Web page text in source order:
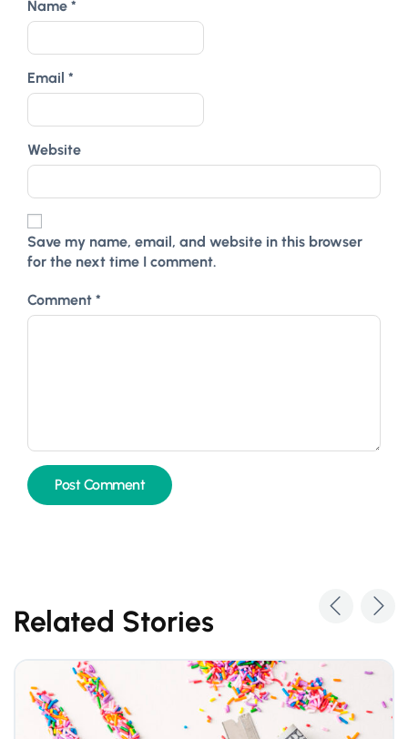
Name *
Email *
Website
Save my name, email, and website in this browser
for the next time I comment.
Comment *
Related Stories